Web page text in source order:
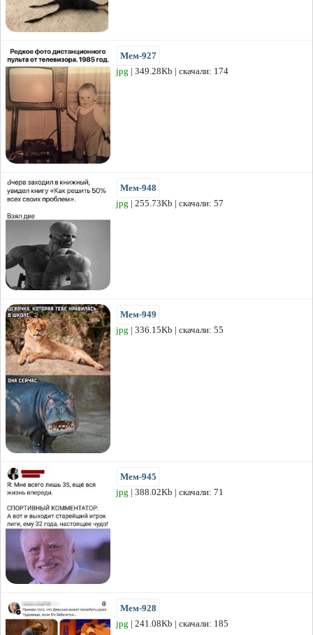
Мем-927
jpg | 349.28Kb | скачали: 174
Мем-948
jpg | 255.73Kb | скачали: 57
Мем-949
jpg | 336.15Kb | скачали: 55
Мем-945
jpg | 388.02Kb | скачали: 71
Мем-928
jpg | 241.08Kb | скачали: 185